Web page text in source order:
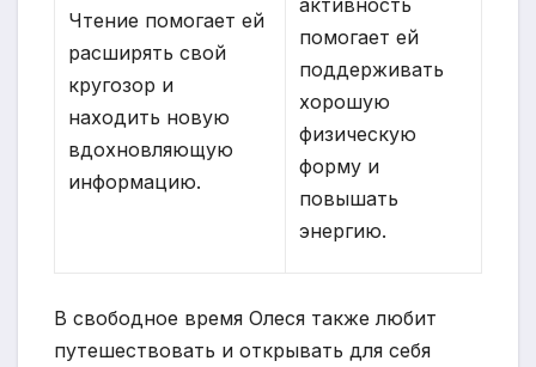
Чтение помогает ей
расширять свой
кругозор и
находить новую
вдохновляющую
информацию.
активность
помогает ей
поддерживать
хорошую
физическую
форму и
повышать
энергию.
В свободное время Олеся также любит
путешествовать и открывать для себя